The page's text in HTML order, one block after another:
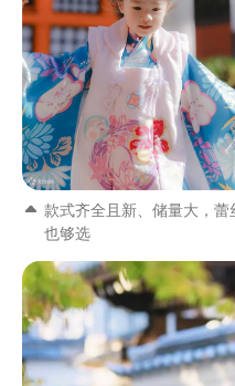
款式齐全且新、储量大，
也够选